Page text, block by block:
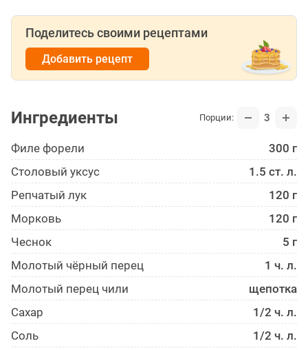
Поделитесь своими рецептами
Добавить рецепт
Ингредиенты Порции: 3
Филе форели
300 г
Столовый уксус
1.5 ст. л.
Репчатый лук
120 г
Морковь
120 г
Чеснок
5 г
Молотый чёрный перец
1 ч. л.
Молотый перец чили
щепотка
Сахар
1/2 ч. л.
Соль
1/2 ч. л.